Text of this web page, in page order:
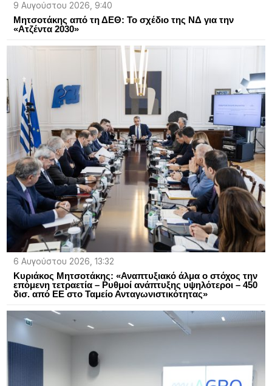
9 Αυγούστου 2026, 9:40
Μητσοτάκης από τη ΔΕΘ: Το σχέδιο της ΝΔ για την
«Ατζέντα 2030»
6 Αυγούστου 2026, 13:32
Κυριάκος Μητσοτάκης: «Αναπτυξιακό άλμα ο στόχος την
επόμενη τετραετία – Ρυθμοί ανάπτυξης υψηλότεροι – 450
δισ. από ΕΕ στο Ταμείο Ανταγωνιστικότητας»